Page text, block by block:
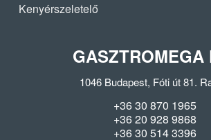
Kenyérszeletelő
GASZTROMEGA
1046 Budapest, Fóti út 81.
+36 30 870 1965
+36 20 928 9868
+36 30 514 3396